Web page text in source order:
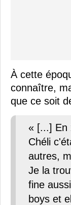
À cette
connaître,
que ce soit
« [...] En
Chéli
autres,
Je la
fine
boys et